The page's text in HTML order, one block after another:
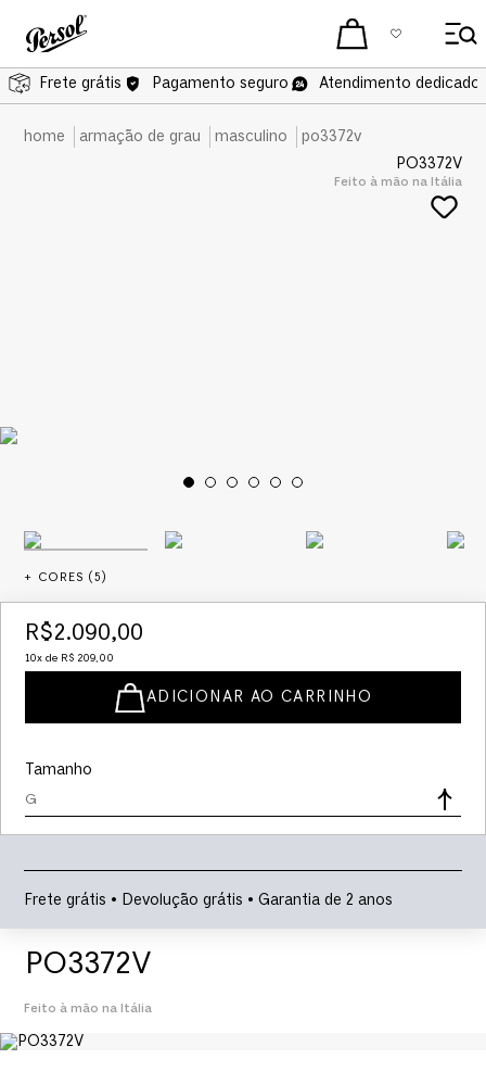
Frete grátis Pagamento seguro Atendimento dedicado
armação de grau masculino
po3372v
PO3372V
Feito à mão na Itália
+ CORES (5)
Tamanho
G
R$2.090,00
10x de R$ 209,00
ADICIONAR AO CARRINHO
Frete grátis • Devolução grátis • Garantia de 2 anos
PO3372V
Feito à mão na Itália